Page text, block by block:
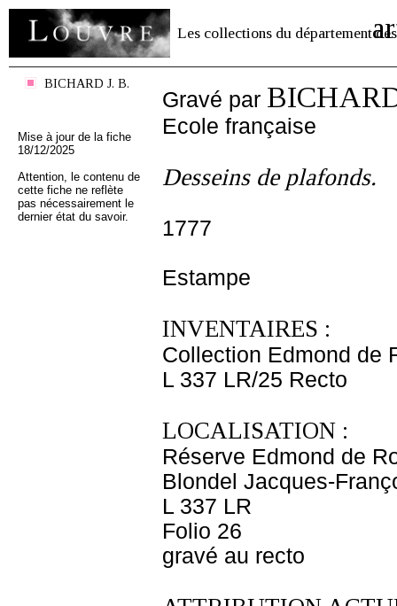
Les collections du département des
BICHARD J. B.
Mise à jour de la fiche
18/12/2025
Attention, le contenu de
cette fiche ne reflète
pas nécessairement le
dernier état du savoir.
Gravé par
Ecole française
Desseins de plafonds.
1777
Estampe
INVENTAIRES :
Collection Edmond de
L 337 LR/25 Recto
LOCALISATION :
Réserve Edmond de
Blondel Jacques-
L 337 LR
Folio 26
gravé au recto